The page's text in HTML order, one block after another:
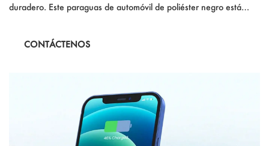
duradero. Este paraguas de automóvil de poliéster negro está
temperaturas interiores, proporcionando un santuario frío para la
CONTÁCTENOS